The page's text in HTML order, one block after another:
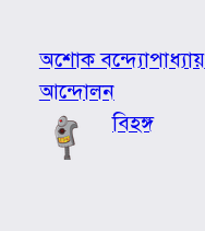
অশোক বন্দ্যোপাধ্যায়
আন্দোলন
বিহঙ্গ